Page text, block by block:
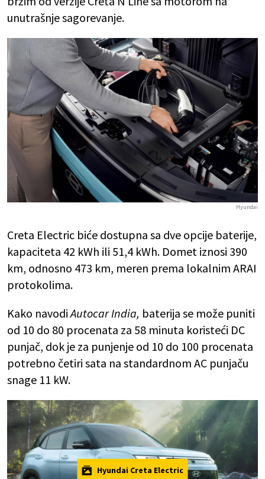
unutrašnje sagorevanje.
Hyundai
Creta Electric biće dostupna sa dve opcije baterije,
kapaciteta 42 kWh ili 51,4 kWh. Domet iznosi 390
km, odnosno 473 km, meren prema lokalnim ARAI
protokolima.
Kako navodiAutocar India, baterija se može puniti
od 10 do 80 procenata za 58 minuta koristeći DC
punjač, dok je za punjenje od 10 do 100 procenata
potrebno četiri sata na standardnom AC punjaču
snage 11 kW.
Hyundai Creta Electric